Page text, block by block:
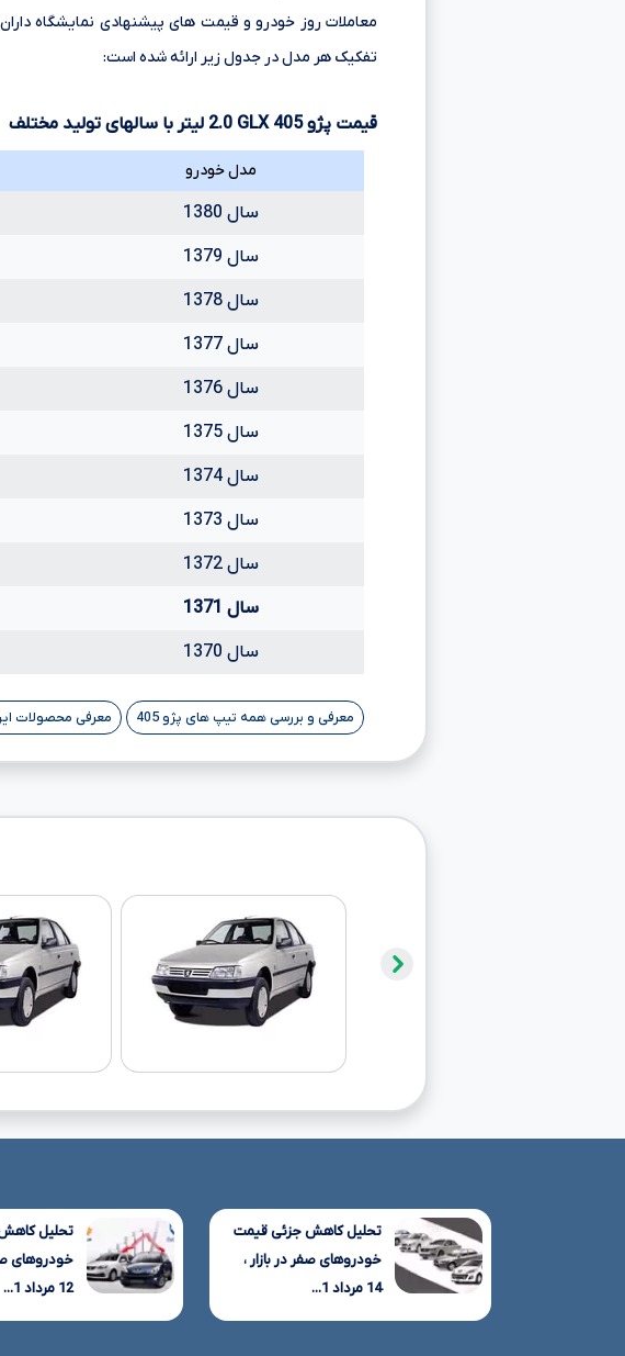
معاملات روز خودرو و قیمت های پیشنهادی نمایشگاه
تفکیک هر مدل در جدول زیر ارائه شده است:
قیمت پژو405
GLX
2.0 لیتر با سالهای تولید مختلف
مدل خودرو
سال 1380
سال 1379
سال 1378
سال 1377
سال 1376
سال 1375
سال 1374
سال 1373
سال 1372
سال 1371
سال 1370
معرفی و بررسی همه تیپ های پژو 405 معرفی محصولات
تحلیل کاهش جزئی قیمت
خودروهای صفر در بازار ،
14 مرداد 1...
تحلیل
خودروهای
12 مرداد 1...